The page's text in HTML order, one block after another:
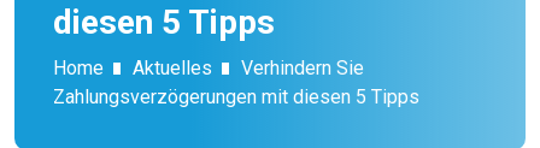
diesen 5 Tipps
Home Aktuelles
Verhindern Sie
Zahlungsverzögerungen mit diesen 5 Tipps